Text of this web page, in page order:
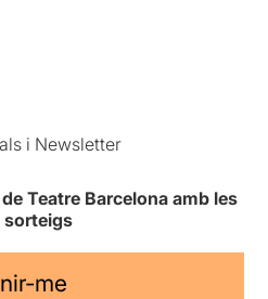
i Newsletter
Teatre Barcelona amb les
sorteigs
me